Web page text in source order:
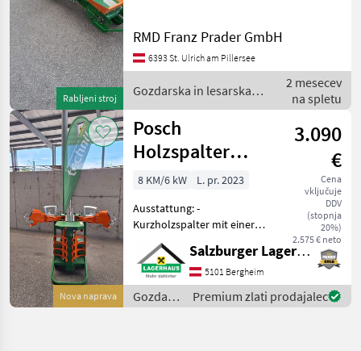
Rabljeni stroj
zwischen 10° - 40° mit
Seilwinde verstellbar
Gurtbreite 30cm
Förderbandgesch
RMD Franz Prader GmbH
6393 St. Ulrich am Pillersee
Gozdarska in lesarska
mehanizacija / Posch
2 mesecev
na spletu
Nova naprava
Posch
Holzspalter
Spaltaxt 8 to,
3.090
€
Cena
vključuje
DDV
(stopnja
20%)
2.575 € neto
8 KM/6 kW
L. pr. 2023
Ausstattung: -
Kurzholzspalter mit einer
max. Scheitlänge von 55cm
- Zylinderhub 54 cm -
Spaltmesserlänge 20 cm -
Tankinhalt 5 Liter
Hydrauliköl -
Salzburger Lagerhaus-Technik
5101 Bergheim
Gozdarska
in
Premium zlati prodajalec